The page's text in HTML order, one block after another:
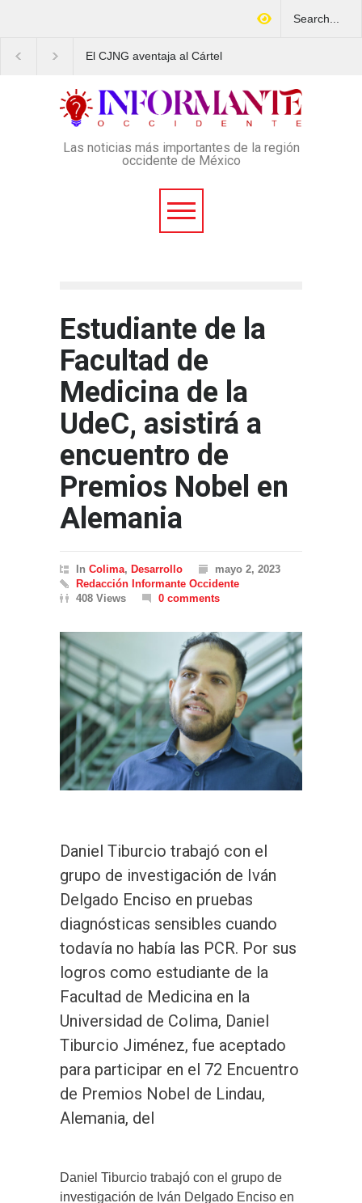
El CJNG aventaja al Cártel
variedad delictiva, según
Montenegro
esquema Ponzi con más
4 mil afectados
Las noticias más importantes de la región
occidente de México
Estudiante de la
Facultad de
Medicina de la
UdeC, asistirá a
encuentro de
Premios Nobel en
Alemania
In Colima, Desarrollo
mayo 2, 2023
Redacción Informante Occidente
408 Views
0 comments
Daniel Tiburcio trabajó con el
grupo de investigación de Iván
Delgado Enciso en pruebas
diagnósticas sensibles cuando
todavía no había las PCR. Por sus
logros como estudiante de la
Facultad de Medicina en la
Universidad de Colima, Daniel
Tiburcio Jiménez, fue aceptado
para participar en el 72 Encuentro
de Premios Nobel de Lindau,
Alemania, del
Daniel Tiburcio trabajó con el grupo de
investigación de Iván Delgado Enciso en